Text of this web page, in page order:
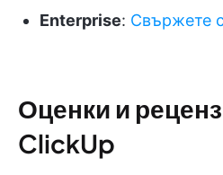
Enterprise: Свържете
Оценки и
ClickUp